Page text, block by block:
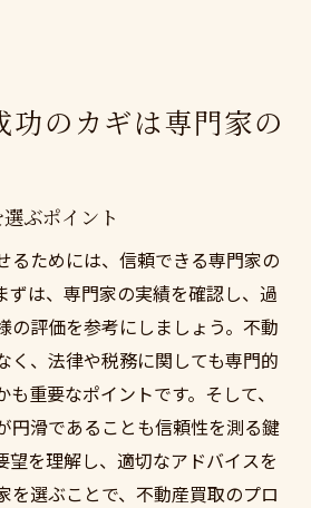
功のカギは専門家の
ぶポイント
るためには、信頼できる専門家の
ずは、専門家の実績を確認し、過
の評価を参考にしましょう。不動
く、法律や税務に関しても専門的
重要なポイントです。そして、
円滑であることも信頼性を測る鍵
望を理解し、適切なアドバイスを
を選ぶことで、不動産買取のプロ